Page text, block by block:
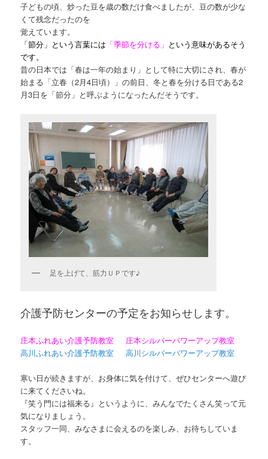
子どもの頃、炒った豆を歳の数だけ食べましたが、豆の数が少な
くて残念だったのを
覚えています。
「節分」という言葉には 「季節を分ける」 という意味があるそう
です。
昔の日本では「春は一年の始まり」として特に大切にされ、春が
始まる「立春（2月4日頃）」の前日、冬と春を分ける日である2
月3日を「節分」と呼ぶようになったんだそうです。
足を上げて、筋力ＵＰです♪
介護予防センターの予定をお知らせします。
庄本ふれあい介護予防教室
庄本シルバーパワーアップ教室
高川ふれあい介護予防教室
高川シルバーパワーアップ教室
寒い日が続きますが、お身体に気を付けて、ぜひセンターへ遊び
に来てくださいね。
『笑う門には福来る』というように、みんなでたくさん笑って元
気になりましょう。
スタッフ一同、みなさまに会えるのを楽しみ、お待ちしていま
す。